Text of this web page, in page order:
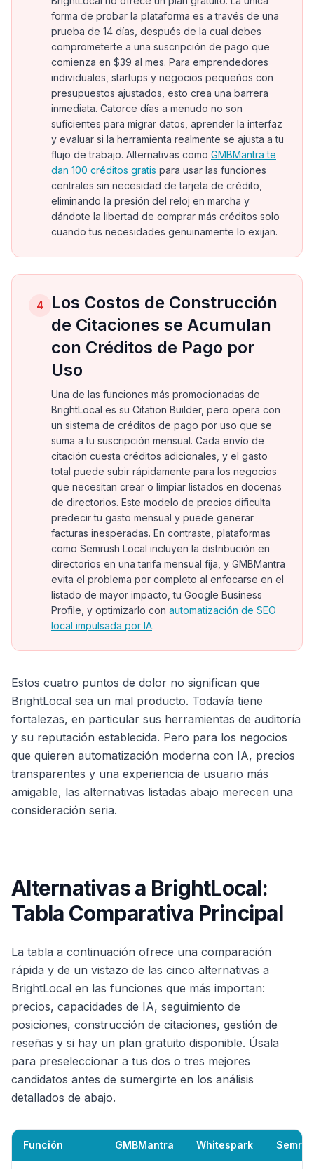
forma de probar la plataforma es a través de una
prueba de 14 días, después de la cual debes
comprometerte a una suscripción de pago que
comienza en $39 al mes. Para emprendedores
individuales, startups y negocios pequeños con
presupuestos ajustados, esto crea una barrera
inmediata. Catorce días a menudo no son
suficientes para migrar datos, aprender la interfaz
y evaluar si la herramienta realmente se ajusta a tu
flujo de trabajo. Alternativas como GMBMantra te
dan 100 créditos gratis para usar las funciones
centrales sin necesidad de tarjeta de crédito,
eliminando la presión del reloj en marcha y
dándote la libertad de comprar más créditos solo
cuando tus necesidades genuinamente lo exijan.
4
Los Costos de Construcción
de Citaciones se Acumulan
con Créditos de Pago por
Uso
Una de las funciones más promocionadas de
BrightLocal es su Citation Builder, pero opera con
un sistema de créditos de pago por uso que se
suma a tu suscripción mensual. Cada envío de
citación cuesta créditos adicionales, y el gasto
total puede subir rápidamente para los negocios
que necesitan crear o limpiar listados en docenas
de directorios. Este modelo de precios dificulta
predecir tu gasto mensual y puede generar
facturas inesperadas. En contraste, plataformas
como Semrush Local incluyen la distribución en
directorios en una tarifa mensual fija, y GMBMantra
evita el problema por completo al enfocarse en el
listado de mayor impacto, tu Google Business
Profile, y optimizarlo con automatización de SEO
local impulsada por IA.
Estos cuatro puntos de dolor no significan que
BrightLocal sea un mal producto. Todavía tiene
fortalezas, en particular sus herramientas de auditoría
y su reputación establecida. Pero para los negocios
que quieren automatización moderna con IA, precios
transparentes y una experiencia de usuario más
amigable, las alternativas listadas abajo merecen una
consideración seria.
Alternativas a BrightLocal:
Tabla Comparativa Principal
La tabla a continuación ofrece una comparación
rápida y de un vistazo de las cinco alternativas a
BrightLocal en las funciones que más importan:
precios, capacidades de IA, seguimiento de
posiciones, construcción de citaciones, gestión de
reseñas y si hay un plan gratuito disponible. Úsala
para preseleccionar a tus dos o tres mejores
candidatos antes de sumergirte en los análisis
detallados de abajo.
Función GMBMantra Whitespark